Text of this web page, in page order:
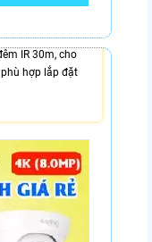
ninh hiệu quả
IR 30m, cho
hợp lắp đặt